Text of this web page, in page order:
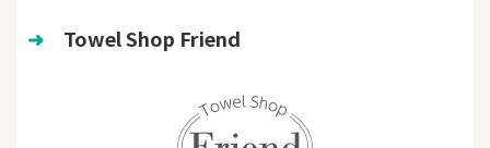
➜ Towel Shop Friend